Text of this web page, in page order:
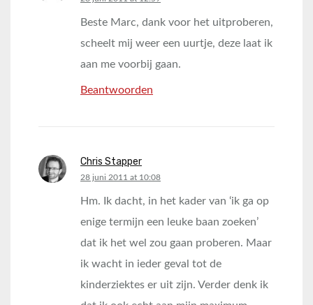
Beste Marc, dank voor het uitproberen,
scheelt mij weer een uurtje, deze laat ik
aan me voorbij gaan.
Beantwoorden
Chris Stapper
says:
28 juni 2011 at 10:08
Hm. Ik dacht, in het kader van ‘ik ga op
enige termijn een leuke baan zoeken’
dat ik het wel zou gaan proberen. Maar
ik wacht in ieder geval tot de
kinderziektes er uit zijn. Verder denk ik